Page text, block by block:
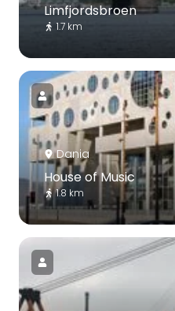
Limfjordsbroen
1.7 km
Dania
House of Music
1.8 km